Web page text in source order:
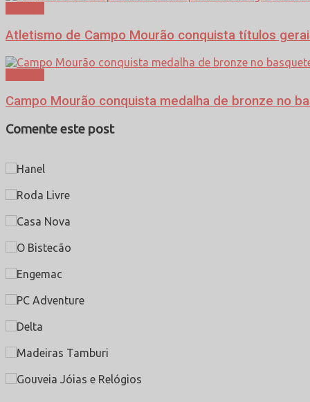
Atletismo de Campo Mourão conquista títulos
Campo Mourão conquista medalha de bronze no
Comente este post